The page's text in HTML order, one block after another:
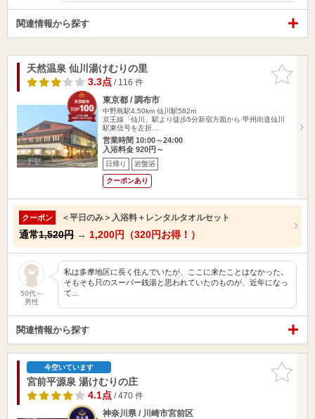
関連情報から探す
お気に入
りに追加
天然温泉 仙川湯けむりの里
3.3点/ 116 件
東京都 / 調布市
中野島駅4.50km 仙川駅582m
京王線「仙川」駅より徒歩5分新宿方面から 甲州街道仙川
駅東信号を左折…
営業時間 10:00～24:00
入浴料金 920円～
日帰り 岩盤浴
クーポンあり
クーポン ＜平日のみ＞入浴料＋レンタルタオルセット
通常1,520円 → 1,200円（320円お得！）
50代～
男性
私は多摩地区に長く住んでいたが、ここに来たことはなかった。
そもそも只のスーパー銭湯と思われていたのものが、近年になっ
て…
関連情報から探す
お気に入
りに追加
今空いています
宮前平源泉 湯けむりの庄
4.1点/ 470 件
神奈川県 / 川崎市宮前区